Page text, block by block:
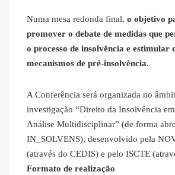
Numa mesa redonda final, o objetivo
promover o debate de medidas que
o processo de insolvência e estimular
mecanismos de pré-insolvência.
A Conferência será organizada no
investigação “Direito da Insolvência
Análise Multidisciplinar” (de forma
IN_SOLVENS), desenvolvido pela
(através do CEDIS) e pelo ISCTE
Formato de realização